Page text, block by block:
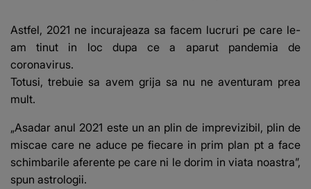
fanilor
Astfel, 2021 ne incurajeaza sa facem lucruri pe care le-
am tinut in loc dupa ce a aparut pandemia de
coronavirus.
Totusi, trebuie sa avem grija sa nu ne aventuram prea
mult.
„Asadar anul 2021 este un an plin de imprevizibil, plin de
miscae care ne aduce pe fiecare in prim plan pt a face
schimbarile aferente pe care ni le dorim in viata noastra”,
spun astrologii.